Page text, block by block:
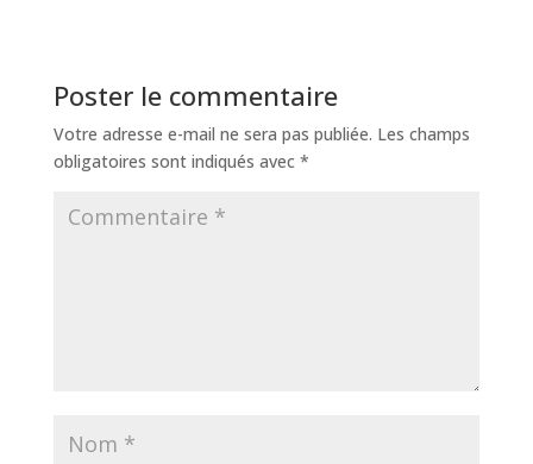
Poster le commentaire
Votre adresse e-mail ne sera pas publiée. Les champs
obligatoires sont indiqués avec *